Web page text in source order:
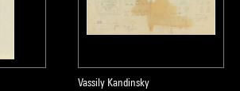
Vassily Kandinsky